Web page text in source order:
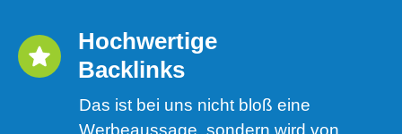
Hochwertige
Backlinks
Das ist bei uns nicht bloß eine
Werbeaussage, sondern wird von